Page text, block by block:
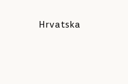
Hrvatska